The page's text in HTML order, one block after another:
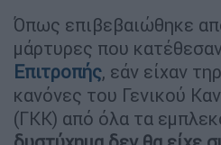
Όπως επιβεβαιώθηκε
μάρτυρες που
Επιτροπής, εάν είχαν
κανόνες του Γενικού
(ΓΚΚ) από όλα τα